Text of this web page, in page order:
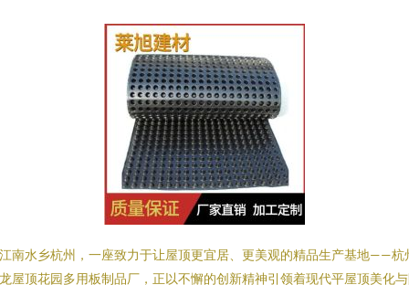
南水乡杭州，一座致力于让屋顶更宜居、更美观的精品生产基地——杭
屋顶花园多用板制品厂，正以不懈的创新精神引领着现代平屋顶美化